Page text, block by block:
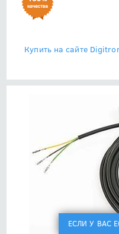
Купить на сайте
ЕСЛИ У ВАС